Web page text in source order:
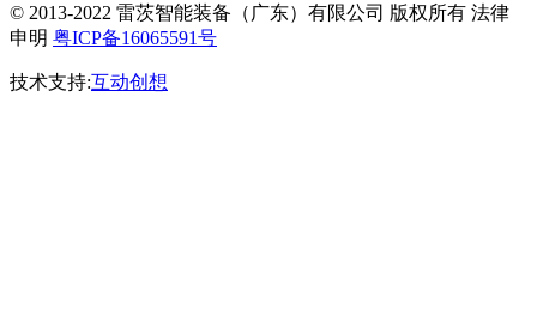
© 2013-2022 雷茨智能装备（广东）有限公司 版权所有 法律
申明 粤ICP备16065591号
技术支持:互动创想